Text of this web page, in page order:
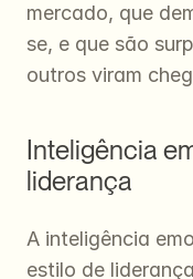
mercado, que
se, e que são
outros viram
Inteligência
liderança
A inteligência